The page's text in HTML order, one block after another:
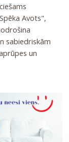
Avots",
sabiedriskām
un